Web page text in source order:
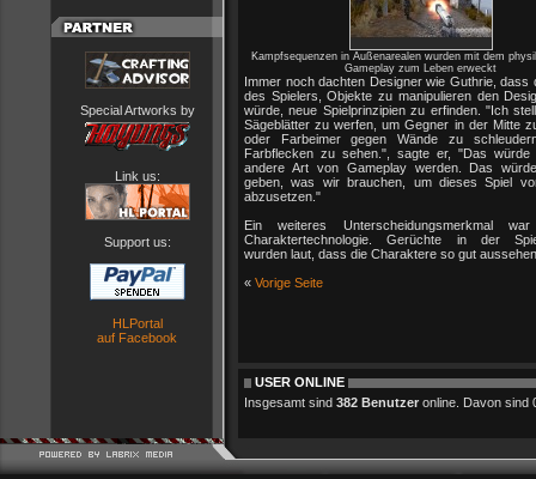
Special Artworks by
Link us:
Support us:
HLPortal
auf Facebook
Kampfsequenzen in Außenarealen wurden mit dem
Gameplay zum Leben erweckt
Immer noch dachten Designer wie Guthrie, dass
des Spielers, Objekte zu manipulieren den
würde, neue Spielprinzipien zu erfinden. "Ich
Sägeblätter zu werfen, um Gegner in der Mitte
oder Farbeimer gegen Wände zu
Farbflecken zu sehen.", sagte er, "Das würde
andere Art von Gameplay werden. Das
geben, was wir brauchen, um dieses Spiel
abzusetzen."
Ein weiteres Unterscheidungsmerkmal war
Charaktertechnologie. Gerüchte in der
wurden laut, dass die Charaktere so gut
« Vorige Seite
USER ONLINE
Insgesamt sind 382 Benutzer online. Davon sind